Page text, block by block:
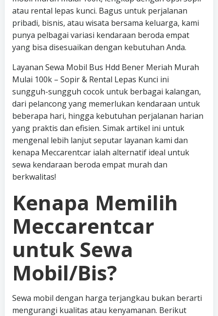
atau rental lepas kunci. Bagus untuk perjalanan
pribadi, bisnis, atau wisata bersama keluarga, kami
punya pelbagai variasi kendaraan beroda empat
yang bisa disesuaikan dengan kebutuhan Anda.
Layanan Sewa Mobil Bus Hdd Bener Meriah Murah
Mulai 100k – Sopir & Rental Lepas Kunci ini
sungguh-sungguh cocok untuk berbagai kalangan,
dari pelancong yang memerlukan kendaraan untuk
beberapa hari, hingga kebutuhan perjalanan harian
yang praktis dan efisien. Simak artikel ini untuk
mengenal lebih lanjut seputar layanan kami dan
kenapa Meccarentcar ialah alternatif ideal untuk
sewa kendaraan beroda empat murah dan
berkwalitas!
Kenapa Memilih
Meccarentcar
untuk Sewa
Mobil/Bis?
Sewa mobil dengan harga terjangkau bukan berarti
mengurangi kualitas atau kenyamanan. Berikut